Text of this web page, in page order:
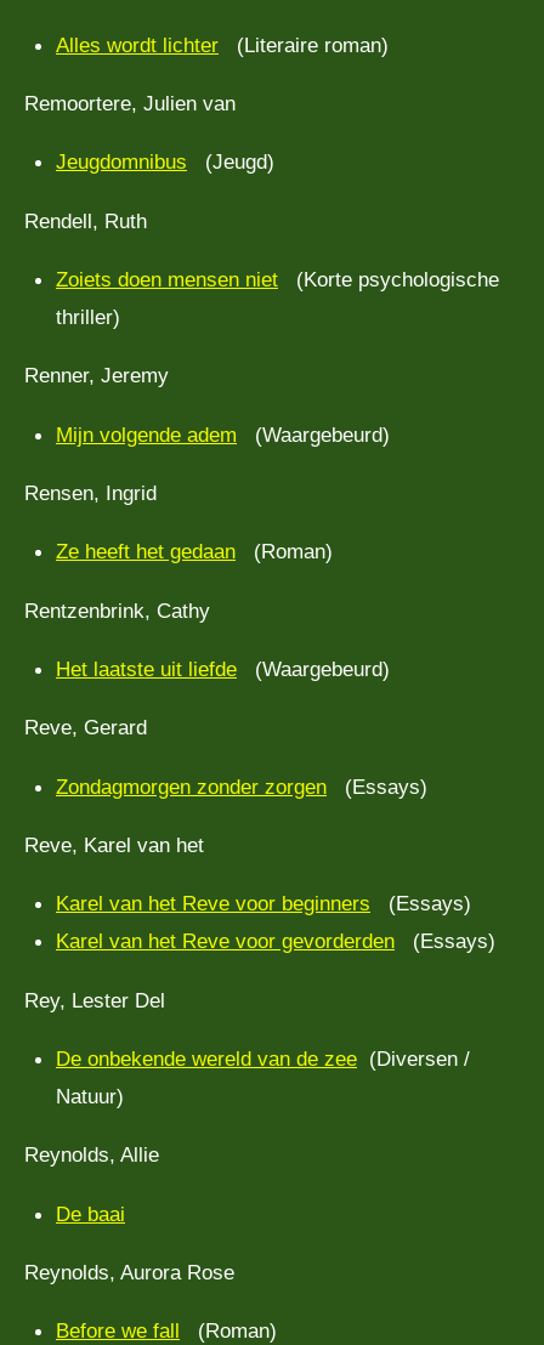
Alles wordt lichter (Literaire roman)
Remoortere, Julien van
Jeugdomnibus (Jeugd)
Rendell, Ruth
Zoiets doen mensen niet (Korte psychologische
thriller)
Renner, Jeremy
Mijn volgende adem (Waargebeurd)
Rensen, Ingrid
Ze heeft het gedaan (Roman)
Rentzenbrink, Cathy
Het laatste uit liefde (Waargebeurd)
Reve, Gerard
Zondagmorgen zonder zorgen (Essays)
Reve, Karel van het
Karel van het Reve voor beginners (Essays)
Karel van het Reve voor gevorderden (Essays)
Rey, Lester Del
De onbekende wereld van de zee (Diversen /
Natuur)
Reynolds, Allie
De baai
Reynolds, Aurora Rose
Before we fall (Roman)